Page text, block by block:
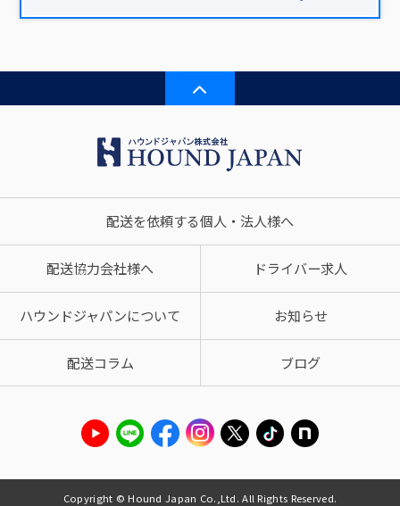
配送を依頼する個人・法人様へ
配送協力会社様へ ドライバー求人
ハウンドジャパンについて お知らせ
配送コラム ブログ
Copyright © Hound Japan Co.,Ltd. All Rights Reserved.